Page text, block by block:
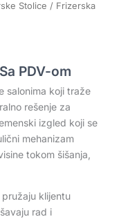
Stolice / Frizerska
Sa PDV-om
salonima koji traže
rešenje za
izgled koji se
mehanizam
tokom šišanja,
klijentu
rad i